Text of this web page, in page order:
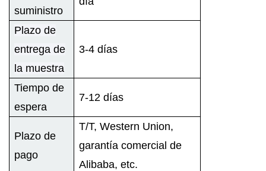
suministro
Plazo de
entrega de
la muestra
3-4 días
Tiempo de
espera
7-12 días
Plazo de
pago
T/T, Western Union,
garantía comercial de
Alibaba, etc.